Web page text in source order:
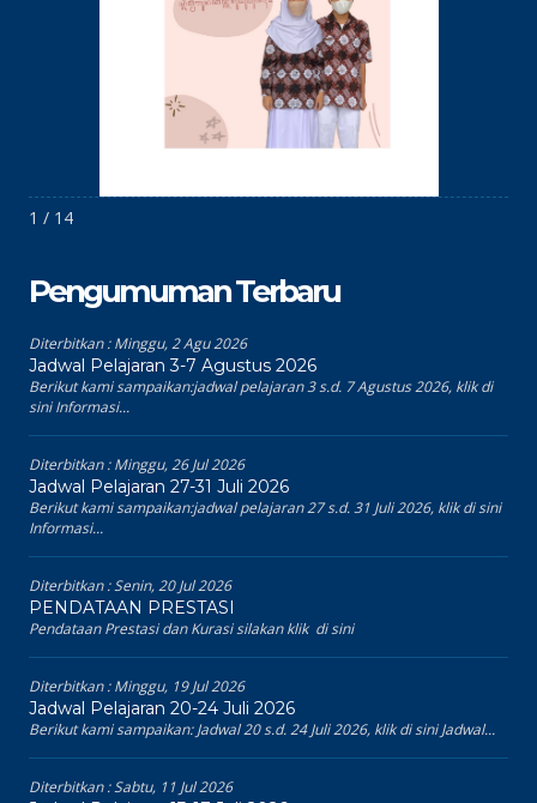
1 / 14
Pengumuman Terbaru
Diterbitkan :Minggu, 2 Agu 2026
Jadwal Pelajaran 3-7 Agustus 2026
Berikut kami sampaikan:jadwal pelajaran 3 s.d. 7 Agustus 2026, klik di
sini Informasi...
Diterbitkan :Minggu, 26 Jul 2026
Jadwal Pelajaran 27-31 Juli 2026
Berikut kami sampaikan:jadwal pelajaran 27 s.d. 31 Juli 2026, klik di sini
Informasi...
Diterbitkan :Senin, 20 Jul 2026
PENDATAAN PRESTASI
Pendataan Prestasi dan Kurasi silakan klik di sini
Diterbitkan :Minggu, 19 Jul 2026
Jadwal Pelajaran 20-24 Juli 2026
Berikut kami sampaikan: Jadwal 20 s.d. 24 Juli 2026, klik di sini Jadwal...
Diterbitkan :Sabtu, 11 Jul 2026